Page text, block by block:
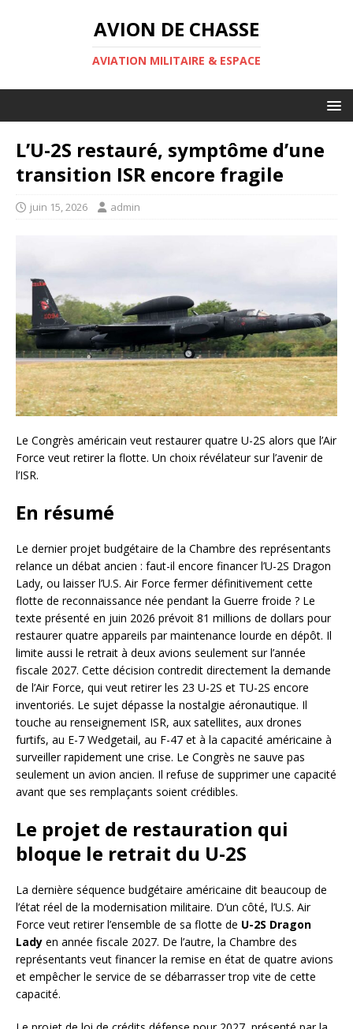
AVION DE CHASSE
AVIATION MILITAIRE & ESPACE
L’U-2S restauré, symptôme d’une
transition ISR encore fragile
juin 15, 2026 admin
Le Congrès américain veut restaurer quatre U-2S alors que l’Air
Force veut retirer la flotte. Un choix révélateur sur l’avenir de
l’ISR.
En résumé
Le dernier projet budgétaire de la Chambre des représentants
relance un débat ancien : faut-il encore financer l’U-2S Dragon
Lady, ou laisser l’U.S. Air Force fermer définitivement cette
flotte de reconnaissance née pendant la Guerre froide ? Le
texte présenté en juin 2026 prévoit 81 millions de dollars pour
restaurer quatre appareils par maintenance lourde en dépôt. Il
limite aussi le retrait à deux avions seulement sur l’année
fiscale 2027. Cette décision contredit directement la demande
de l’Air Force, qui veut retirer les 23 U-2S et TU-2S encore
inventoriés. Le sujet dépasse la nostalgie aéronautique. Il
touche au renseignement ISR, aux satellites, aux drones
furtifs, au E-7 Wedgetail, au F-47 et à la capacité américaine à
surveiller rapidement une crise. Le Congrès ne sauve pas
seulement un avion ancien. Il refuse de supprimer une capacité
avant que ses remplaçants soient crédibles.
Le projet de restauration qui
bloque le retrait du U-2S
La dernière séquence budgétaire américaine dit beaucoup de
l’état réel de la modernisation militaire. D’un côté, l’U.S. Air
Force veut retirer l’ensemble de sa flotte de U-2S Dragon
Lady en année fiscale 2027. De l’autre, la Chambre des
représentants veut financer la remise en état de quatre avions
et empêcher le service de se débarrasser trop vite de cette
capacité.